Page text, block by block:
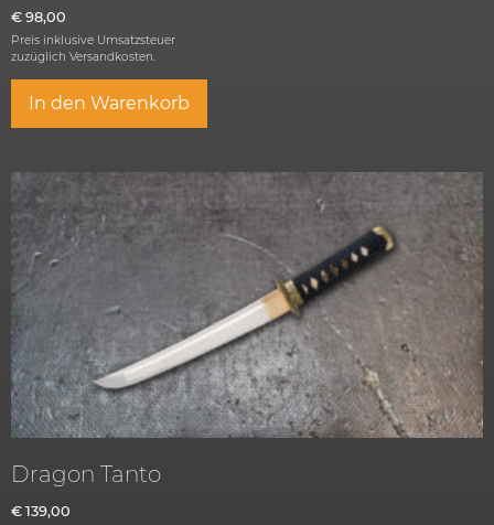
€ 98,00
Preis inklusive Umsatzsteuer
zuzüglich Versandkosten.
In den Warenkorb
Dragon Tanto
€ 139,00